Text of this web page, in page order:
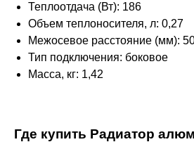
Теплоотдача (Вт): 186
Объем теплоносителя, л: 0,27
Межосевое расстояние (мм):
Тип подключения: боковое
Масса, кг: 1,42
Где купить Радиатор